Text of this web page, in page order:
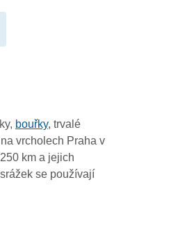
bouřky, trvalé
vrcholech Praha v
km a jejich
se používají